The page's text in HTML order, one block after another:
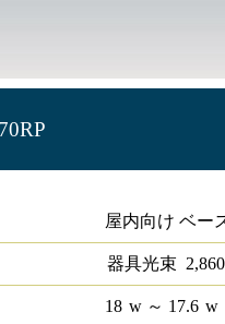
屋内向け ベー
器具光束 2,860
18 w～ 17.6 w